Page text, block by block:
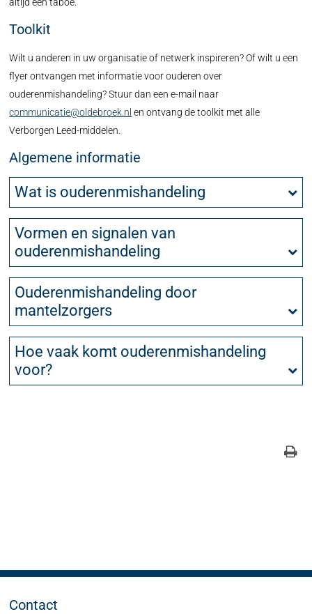
Toolkit
Wilt u anderen in uw organisatie of netwerk inspireren? Of wilt u een
flyer ontvangen met informatie voor ouderen over
ouderenmishandeling? Stuur dan een e-mail naar
communicatie@oldebroek.nl en ontvang de toolkit met alle
Verborgen Leed-middelen.
Algemene informatie
Wat is ouderenmishandeling
Vormen en signalen van
ouderenmishandeling
Ouderenmishandeling door
mantelzorgers
Hoe vaak komt ouderenmishandeling
voor?
Contact